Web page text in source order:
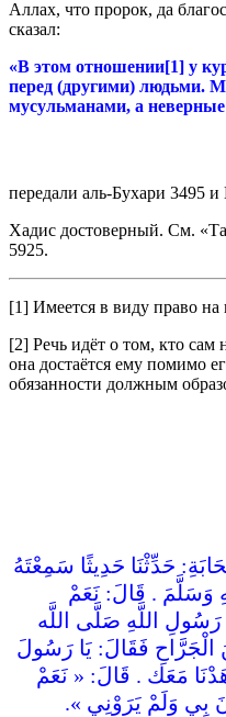
Аллах, что пророк, да
сказал:
«В этом отношении[1] у
перед (другими) людьми.
мусульманами, а
передали аль-Бухари 3495
Хадис достоверный. См.
5925.
[1] Имеется в виду право на
[2] Речь идёт о том, кто сам
она достаётся ему помимо
обязанности должным
حَدِّثْنَا حَدِيثًا سَمِعْتَهُ
وَسَلَّمَ . قَالَ: نَعَمْ
رَسُولِ اللَّهِ صَلَّى اللَّه
الْجَرَّاحِ فَقَالَ: يَا رَسُولَ
مَعَك . قَالَ: « نَعَمْ
بِي وَلَمْ يَرَوْنِي ».